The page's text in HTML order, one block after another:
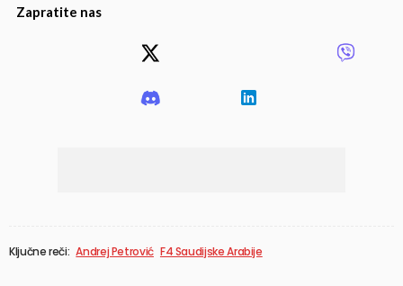
Zapratite nas
Ključne reči: Andrej Petrović F4 Saudijske Arabije